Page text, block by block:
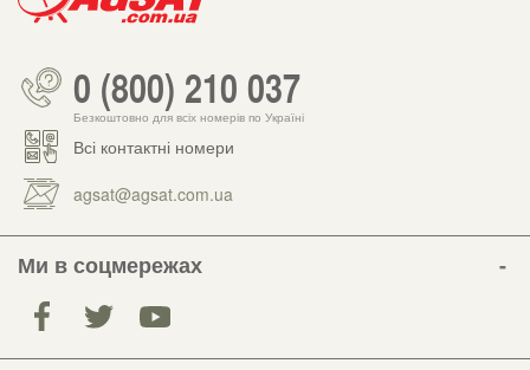
0 (800) 210 037
Безкоштовно для всіх номерів по Україні
Всі контактні номери
agsat@agsat.com.ua
Ми в соцмережах